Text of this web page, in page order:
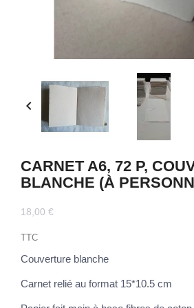

CARNET A6, 72 P,
BLANCHE (À
18,00 €
TTC
Couverture blanche
Carnet relié au format 15*10.5 cm